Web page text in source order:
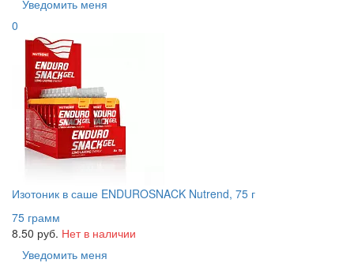
Уведомить меня
0
Изотоник в саше ENDUROSNACK Nutrend, 75 г
75 грамм
8.50 руб. Нет в наличии
Уведомить меня